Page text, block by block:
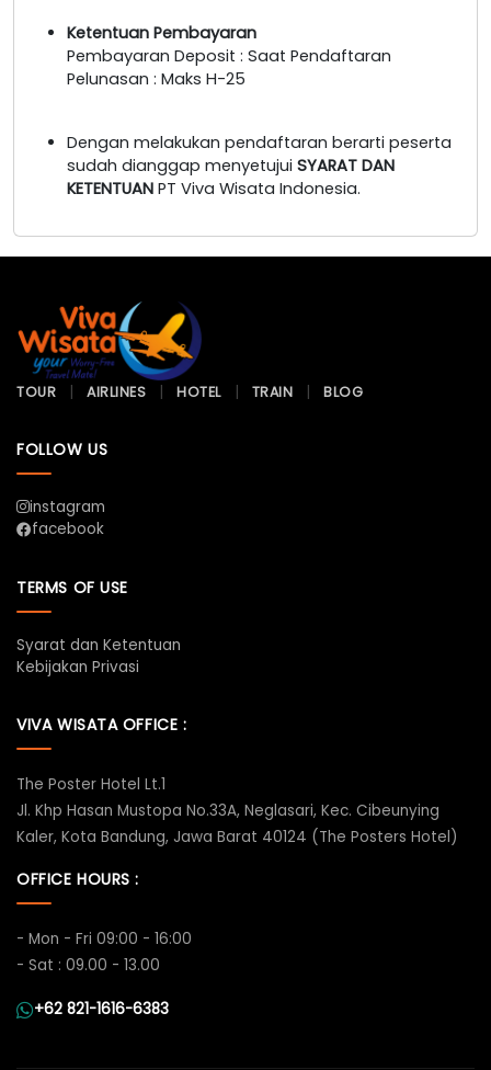
Ketentuan Pembayaran
Pembayaran Deposit : Saat Pendaftaran
Pelunasan : Maks H-25
Dengan melakukan pendaftaran berarti peserta
sudah dianggap menyetujui SYARAT DAN
KETENTUAN PT Viva Wisata Indonesia.
TOUR AIRLINES HOTEL TRAIN BLOG
FOLLOW US
instagram
facebook
TERMS OF USE
Syarat dan Ketentuan
Kebijakan Privasi
VIVA WISATA OFFICE :
The Poster Hotel Lt.1
Jl. Khp Hasan Mustopa No.33A, Neglasari, Kec. Cibeunying
Kaler, Kota Bandung, Jawa Barat 40124 (The Posters Hotel)
OFFICE HOURS :
- Mon - Fri 09:00 - 16:00
- Sat : 09.00 - 13.00
+62 821-1616-6383